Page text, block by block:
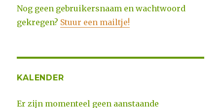
Nog geen gebruikersnaam en wachtwoord
gekregen? Stuur een mailtje!
KALENDER
Er zijn momenteel geen aanstaande